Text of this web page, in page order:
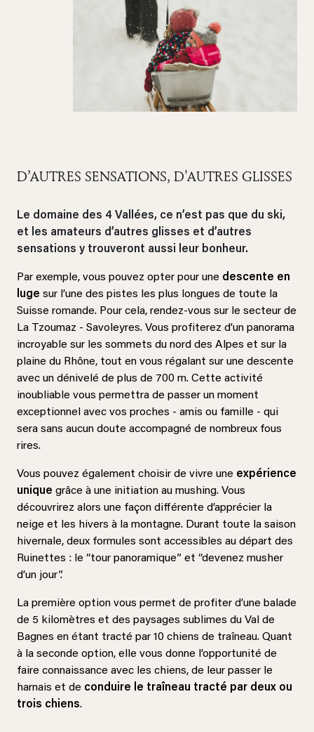
D’AUTRES SENSATIONS, D'AUTRES GLISSES
Le domaine des 4 Vallées, ce n’est pas que du ski,
et les amateurs d’autres glisses et d’autres
sensations y trouveront aussi leur bonheur.
Par exemple, vous pouvez opter pour une descente en
luge sur l’une des pistes les plus longues de toute la
Suisse romande. Pour cela, rendez-vous sur le secteur de
La Tzoumaz - Savoleyres. Vous profiterez d’un panorama
incroyable sur les sommets du nord des Alpes et sur la
plaine du Rhône, tout en vous régalant sur une descente
avec un dénivelé de plus de 700 m. Cette activité
inoubliable vous permettra de passer un moment
exceptionnel avec vos proches - amis ou famille - qui
sera sans aucun doute accompagné de nombreux fous
rires.
Vous pouvez également choisir de vivre une expérience
unique grâce à une initiation au mushing. Vous
découvrirez alors une façon différente d’apprécier la
neige et les hivers à la montagne. Durant toute la saison
hivernale, deux formules sont accessibles au départ des
Ruinettes : le “tour panoramique” et “devenez musher
d’un jour”.
La première option vous permet de profiter d’une balade
de 5 kilomètres et des paysages sublimes du Val de
Bagnes en étant tracté par 10 chiens de traîneau. Quant
à la seconde option, elle vous donne l’opportunité de
faire connaissance avec les chiens, de leur passer le
harnais et de conduire le traîneau tracté par deux ou
trois chiens.